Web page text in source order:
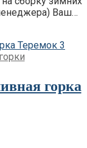
Ваш…
горка